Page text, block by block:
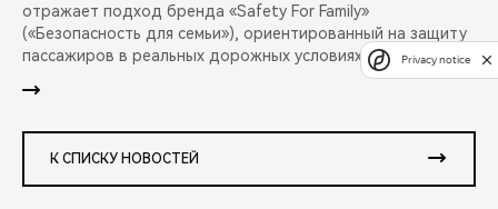
отражает подход бренда «Safety For Family»
(«Безопасность для семьи»), ориентированный на защиту
пассажиров в реальных дорожных условиях.
К СПИСКУ НОВОСТЕЙ
Privacy notice